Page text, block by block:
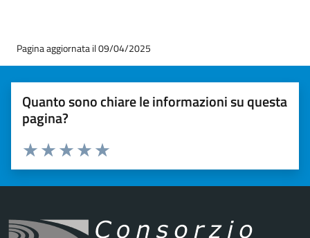
Pagina aggiornata il 09/04/2025
Quanto sono chiare le informazioni su questa
pagina?
Valuta 5 stelle su 5
Valuta 4 stelle su 5
Valuta 3 stelle su 5
Valuta 2 stelle su 5
Valuta 1 stelle su 5